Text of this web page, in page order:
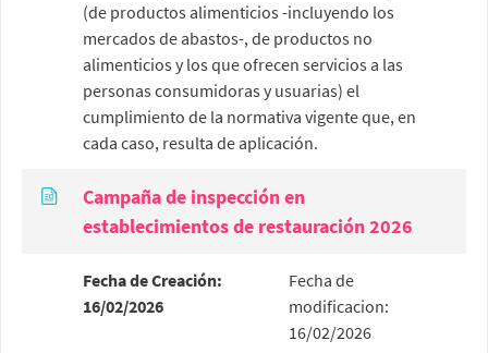
(de productos alimenticios -incluyendo los
mercados de abastos-, de productos no
alimenticios y los que ofrecen servicios a las
personas consumidoras y usuarias) el
cumplimiento de la normativa vigente que, en
cada caso, resulta de aplicación.
Campaña de inspección en
establecimientos de restauración 2026
Fecha de Creación:
16/02/2026
Fecha de
modificacion:
16/02/2026